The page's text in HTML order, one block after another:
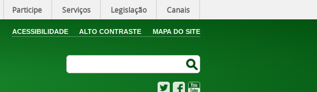
Participe Serviços Legislação Canais
ACESSIBILIDADE ALTO CONTRASTE MAPA DO SITE
TwitterFacebook